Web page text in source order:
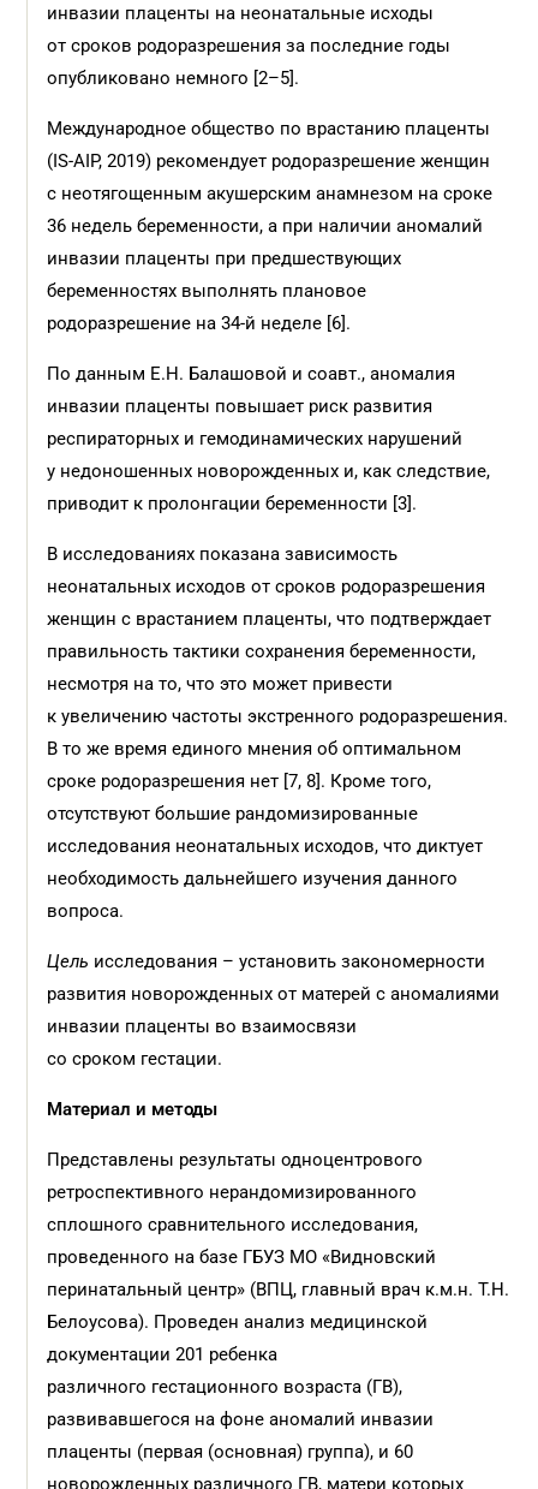
инвазии плаценты на неонатальные исходы
от сроков родоразрешения за последние годы
опубликовано немного [2–5].
Международное общество по врастанию плаценты
(IS-AIP, 2019) рекомендует родоразрешение женщин
с неотягощенным акушерским анамнезом на сроке
36 недель беременности, а при наличии аномалий
инвазии плаценты при предшествующих
беременностях выполнять плановое
родоразрешение на 34-й неделе [6].
По данным Е.Н. Балашовой и соавт., аномалия
инвазии плаценты повышает риск развития
респираторных и гемодинамических нарушений
у недоношенных новорожденных и, как следствие,
приводит к пролонгации беременности [3].
В исследованиях показана зависимость
неонатальных исходов от сроков родоразрешения
женщин с врастанием плаценты, что подтверждает
правильность тактики сохранения беременности,
несмотря на то, что это может привести
к увеличению частоты экстренного родоразрешения.
В то же время единого мнения об оптимальном
сроке родоразрешения нет [7, 8]. Кроме того,
отсутствуют большие рандомизированные
исследования неонатальных исходов, что диктует
необходимость дальнейшего изучения данного
вопроса.
Цель исследования – установить закономерности
развития новорожденных от матерей с аномалиями
инвазии плаценты во взаимосвязи
со сроком гестации.
Материал и методы
Представлены результаты одноцентрового
ретроспективного нерандомизированного
сплошного сравнительного исследования,
проведенного на базе ГБУЗ МО «Видновский
перинатальный центр» (ВПЦ, главный врач к.м.н. Т.Н.
Белоусова). Проведен анализ медицинской
документации 201 ребенка
различного гестационного возраста (ГВ),
развивавшегося на фоне аномалий инвазии
плаценты (первая (основная) группа), и 60
новорожденных различного ГВ, матери которых